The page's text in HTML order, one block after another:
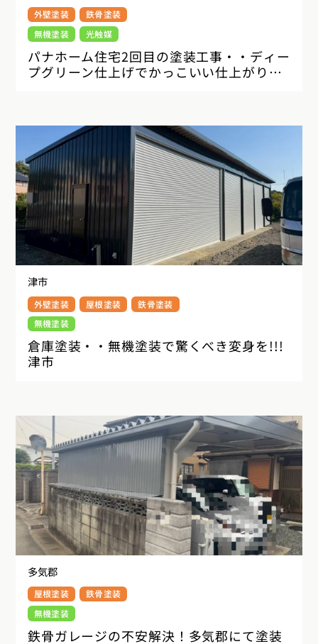
外壁塗装
鉄骨塗装
無機塗装
光触媒
パナホーム住宅2回目の塗装工事・・ディー
プグリーン仕上げでかっこいい仕上がり
津市
外壁塗装 屋根塗装
鉄骨塗装
無機塗装
倉庫塗装・・無機塗装で驚くべき変身を!!!
津市
多気郡
屋根塗装
鉄骨塗装
無機塗装
鉄骨ガレージの不安解決！多気郡にて塗装